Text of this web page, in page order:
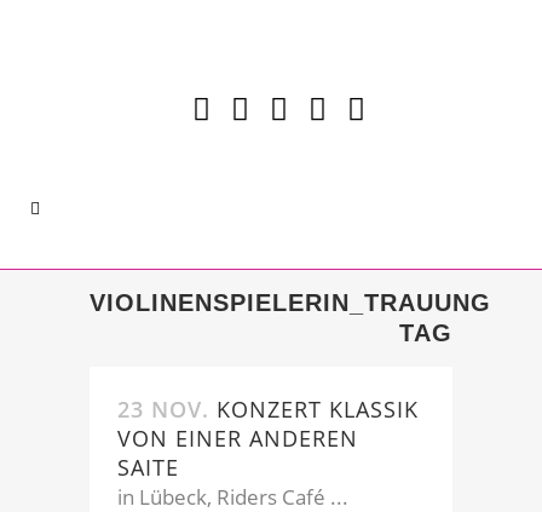
VIOLINENSPIELERIN_TRAUUNG
TAG
23 NOV. KONZERT KLASSIK
VON EINER ANDEREN
SAITE
in Lübeck, Riders Café ...